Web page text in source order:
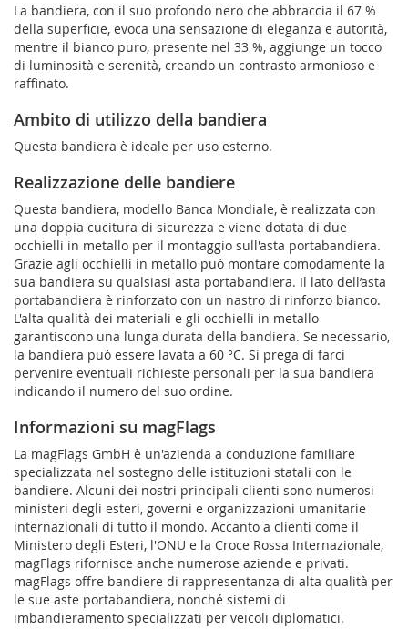
La bandiera, con il suo profondo nero che abbraccia il 67 %
della superficie, evoca una sensazione di eleganza e autorità,
mentre il bianco puro, presente nel 33 %, aggiunge un tocco
di luminosità e serenità, creando un contrasto armonioso e
raffinato.
Ambito di utilizzo della bandiera
Questa bandiera è ideale per uso esterno.
Realizzazione delle bandiere
Questa bandiera, modello Banca Mondiale, è realizzata con
una doppia cucitura di sicurezza e viene dotata di due
occhielli in metallo per il montaggio sull'asta portabandiera.
Grazie agli occhielli in metallo può montare comodamente la
sua bandiera su qualsiasi asta portabandiera. Il lato dell’asta
portabandiera è rinforzato con un nastro di rinforzo bianco.
L'alta qualità dei materiali e gli occhielli in metallo
garantiscono una lunga durata della bandiera. Se necessario,
la bandiera può essere lavata a 60 °C. Si prega di farci
pervenire eventuali richieste personali per la sua bandiera
indicando il numero del suo ordine.
Informazioni su magFlags
La magFlags GmbH è un'azienda a conduzione familiare
specializzata nel sostegno delle istituzioni statali con le
bandiere. Alcuni dei nostri principali clienti sono numerosi
ministeri degli esteri, governi e organizzazioni umanitarie
internazionali di tutto il mondo. Accanto a clienti come il
Ministero degli Esteri, l'ONU e la Croce Rossa Internazionale,
magFlags rifornisce anche numerose aziende e privati.
magFlags offre bandiere di rappresentanza di alta qualità per
le sue aste portabandiera, nonché sistemi di
imbandieramento specializzati per veicoli diplomatici.